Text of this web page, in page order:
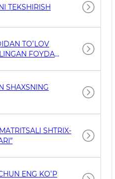
TEKSHIRISH
TOʻLOV
FOYDA
SHAXSNING
SHTRIX-
ENG KOʻP